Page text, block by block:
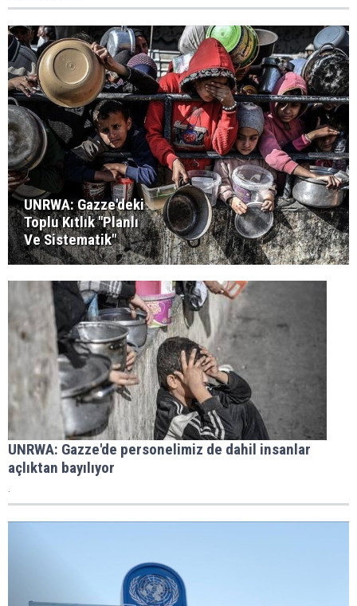
UNRWA: Gazze'deki
Toplu Kıtlık "Planlı
Ve Sistematik"
UNRWA: Gazze'de personelimiz de dahil insanlar
açlıktan bayılıyor
.